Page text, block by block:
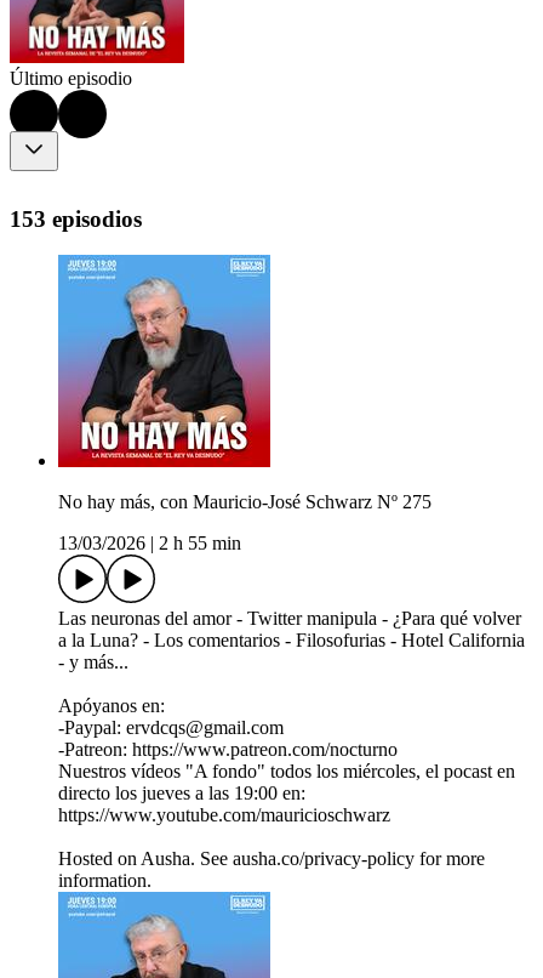
Último episodio
153 episodios
No hay más, con Mauricio-José Schwarz Nº 275
13/03/2026
2 h 55 min
Las neuronas del amor - Twitter manipula - ¿Para qué volver
a la Luna? - Los comentarios - Filosofurias - Hotel California
- y más...
Apóyanos en:
-Paypal: ervdcqs@gmail.com
-Patreon: https://www.patreon.com/nocturno
Nuestros vídeos "A fondo" todos los miércoles, el pocast en
directo los jueves a las 19:00 en:
https://www.youtube.com/mauricioschwarz
Hosted on Ausha. See ausha.co/privacy-policy for more
information.